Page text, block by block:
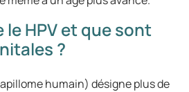
le HPV et que sont
?
humain) désigne plus de